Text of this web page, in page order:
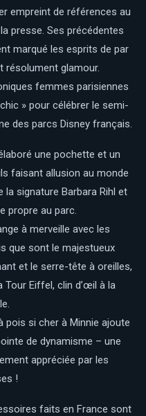
empreint de références au
presse. Ses précédentes
marqué les esprits de par
résolument glamour.
femmes parisiennes
» pour célébrer le semi-
des parcs Disney français.
une pochette et un
faisant allusion au monde
signature Barbara Rihl et
propre au parc.
à merveille avec les
que sont le majestueux
et le serre-tête à oreilles,
Tour Eiffel, clin d’œil à la
pois si cher à Minnie ajoute
de dynamisme – une
appréciée par les
!
faits en France sont